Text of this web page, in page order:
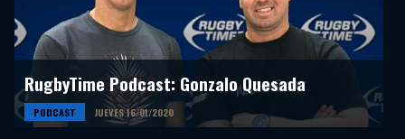
RugbyTime Podcast: Gonzalo Quesada
PODCAST JUEVES 16/01/2020